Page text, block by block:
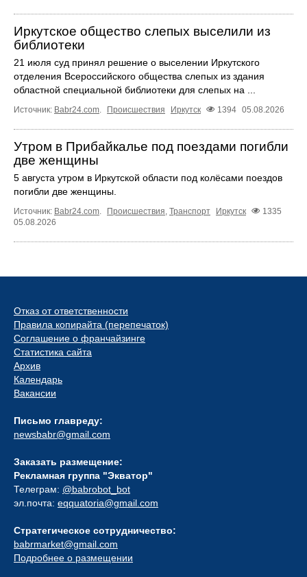
Иркутское общество слепых выселили из
библиотеки
21 июля суд принял решение о выселении Иркутского
отделения Всероссийского общества слепых из здания
областной специальной библиотеки для слепых на ...
Источник: Babr24.com. Происшествия Иркутск 1394 05.08.2026
Утром в Прибайкалье под поездами погибли
две женщины
5 августа утром в Иркутской области под колёсами поездов
погибли две женщины.
Источник: Babr24.com. Происшествия, Транспорт Иркутск
1335
05.08.2026
Отказ от ответственности
Правила копирайта (перепечаток)
Соглашение о франчайзинге
Статистика сайта
Архив
Календарь
Вакансии
Письмо главреду:
newsbabr@gmail.com
Заказать размещение:
Рекламная группа "Экватор"
Телеграм: @babrobot_bot
эл.почта: eqquatoria@gmail.com
Стратегическое сотрудничество:
babrmarket@gmail.com
Подробнее о размещении